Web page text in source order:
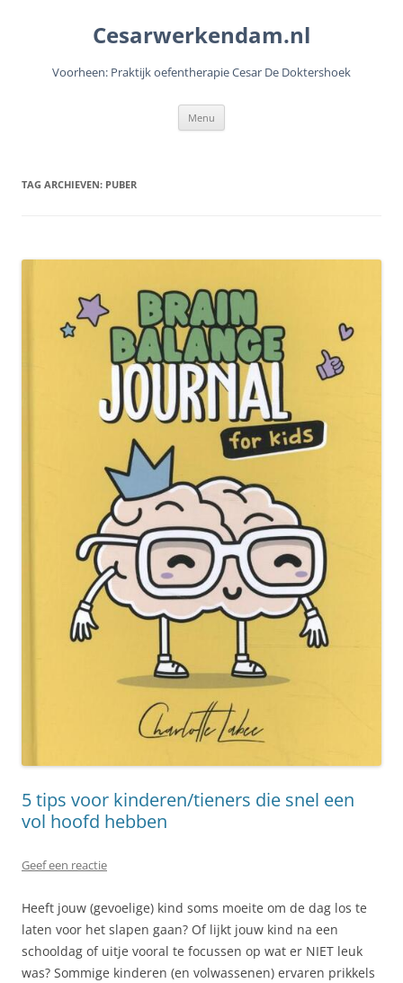
Cesarwerkendam.nl
Voorheen: Praktijk oefentherapie Cesar De Doktershoek
Menu
TAG ARCHIEVEN: PUBER
5 tips voor kinderen/tieners die snel een
vol hoofd hebben
Geef een reactie
Heeft jouw (gevoelige) kind soms moeite om de dag los te
laten voor het slapen gaan? Of lijkt jouw kind na een
schooldag of uitje vooral te focussen op wat er NIET leuk
was? Sommige kinderen (en volwassenen) ervaren prikkels